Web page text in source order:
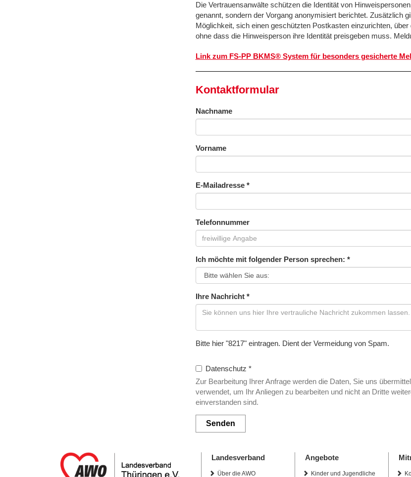
Die Vertrauensanwälte schützen die Identität von
genannt, sondern der Vorgang anonymisiert berichtet. Zusätzlich
Möglichkeit, sich einen geschützten Postkasten einzurichten,
ohne dass die Hinweisperson ihre Identität preisgeben muss.
Link zum FS-PP BKMS® System für besonders gesicherte
Kontaktformular
Nachname
Vorname
E-Mailadresse *
Telefonnummer
Ich möchte mit folgender Person sprechen: *
Ihre Nachricht *
Bitte hier "8217" eintragen. Dient der Vermeidung von Spam.
Datenschutz *
Zur Bearbeitung Ihrer Anfrage werden die Daten, Sie uns
verwendet, um Ihr Anliegen zu bearbeiten und nicht an Dritte
einverstanden sind.
Senden
Landesverband
Über die AWO
Angebote
Kinder und Jugendliche